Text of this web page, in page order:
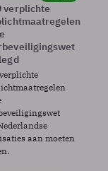
verplichte
aan moeten